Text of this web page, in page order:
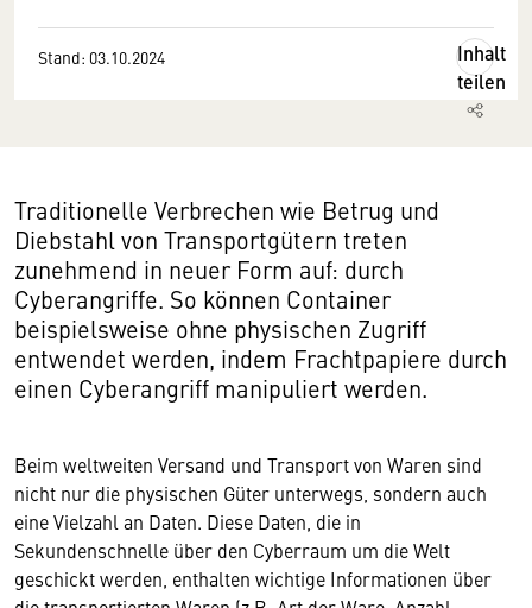
Stand: 03.10.2024
Inhalt
teilen
Traditionelle Verbrechen wie Betrug und
Diebstahl von Transportgütern treten
zunehmend in neuer Form auf: durch
Cyberangriffe. So können Container
beispielsweise ohne physischen Zugriff
entwendet werden, indem Frachtpapiere durch
einen Cyberangriff manipuliert werden.
Beim weltweiten Versand und Transport von Waren sind
nicht nur die physischen Güter unterwegs, sondern auch
eine Vielzahl an Daten. Diese Daten, die in
Sekundenschnelle über den Cyberraum um die Welt
geschickt werden, enthalten wichtige Informationen über